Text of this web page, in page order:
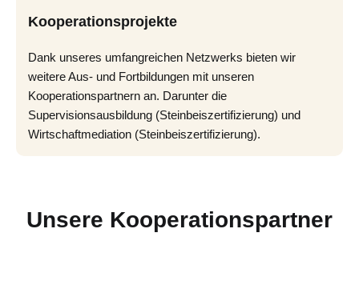
Kooperationsprojekte
Dank unseres umfangreichen Netzwerks bieten wir
weitere Aus- und Fortbildungen mit unseren
Kooperationspartnern an. Darunter die
Supervisionsausbildung (Steinbeiszertifizierung) und
Wirtschaftmediation (Steinbeiszertifizierung).
Unsere Kooperationspartner